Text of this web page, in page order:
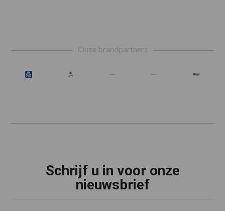
Onze brandpartners
Schrijf u in voor onze
nieuwsbrief